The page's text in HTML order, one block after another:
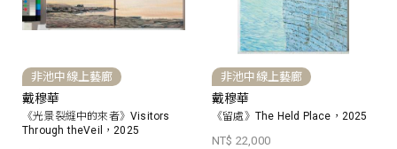
非池中線上藝廊
戴穆華
《光景裂縫中的來者》Visitors
Through theVeil，2025
非池中線上藝廊
戴穆華
《留處》The Held Place，2025
NT$ 22,000